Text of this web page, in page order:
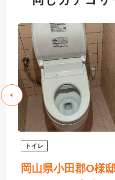
トイレ
岡山県小田郡O様